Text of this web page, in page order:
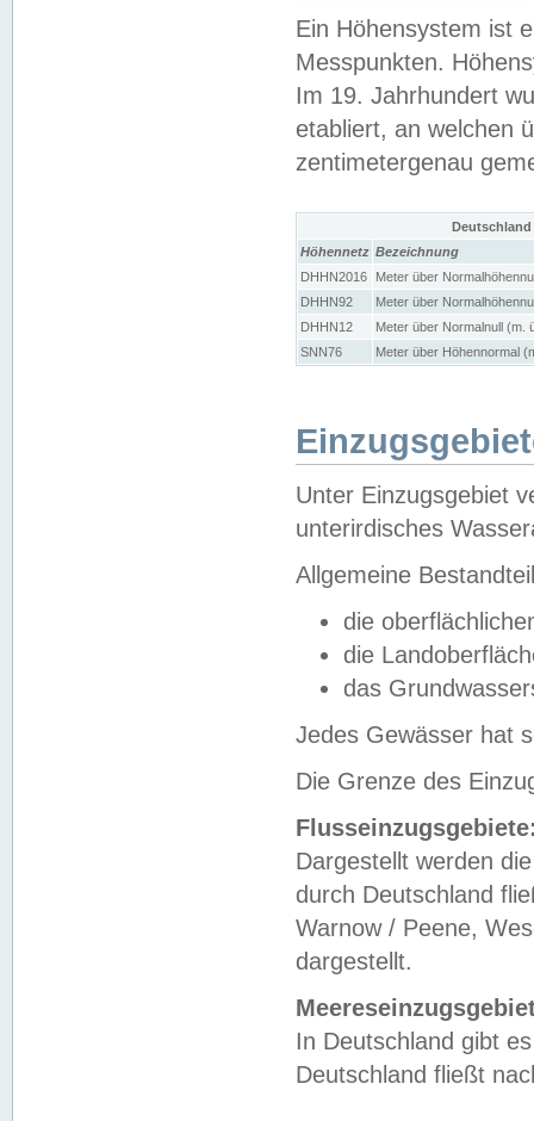
Ein Höhensystem ist
Messpunkten.
Im 19. Jahrhundert
etabliert, an welchen
zentimetergenau
Höhennetz Bezeichnung
DHHN2016
Meter über
DHHN92
Meter über
DHHN12
Meter über Normalnull (m.
SNN76
Meter über Höhennormal
Unter Einzugsgebiet
unterirdisches
Allgemeine
die
die
das
Jedes Gewässer hat
Die Grenze des
Dargestellt werden
durch Deutschland
Warnow / Peene,
dargestellt.
In Deutschland gibt
Deutschland fließt